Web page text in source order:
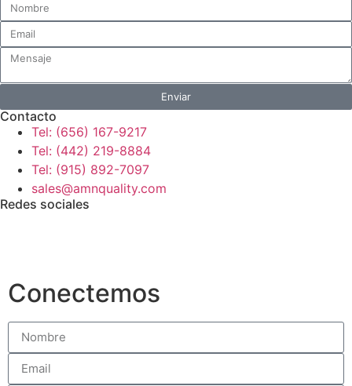
Enviar
Contacto
Tel: (656) 167-9217
Tel: (442) 219-8884
Tel: (915) 892-7097
sales@amnquality.com
Redes sociales
Conectemos